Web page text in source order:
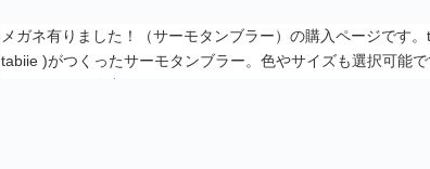
メガネ有りました！（サーモタンブラー）の購入ページです
tabiie )がつくったサーモタンブラー。色やサイズも選択可能